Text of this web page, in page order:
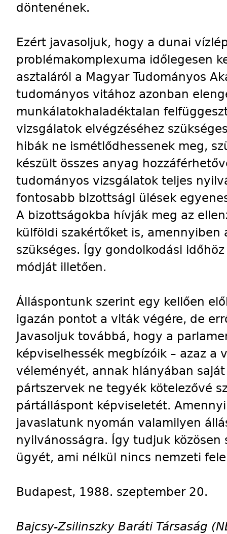
döntenének.
Ezért javasoljuk, hogy a dunai
problémakomplexuma időlegesen
asztaláról a Magyar Tudományos
tudományos vitához azonban
munkálatokhaladéktalan
vizsgálatok elvégzéséhez
hibák ne ismétlődhessenek meg,
készült összes anyag
tudományos vizsgálatok teljes
fontosabb bizottsági ülések
A bizottságokba hívják meg az
külföldi szakértőket is, amennyiben
szükséges. Így gondolkodási
módját illetően.
Álláspontunk szerint egy kellően
igazán pontot a viták végére, de
Javasoljuk továbbá, hogy a
képviselhessék megbízóik – azaz a
véleményét, annak hiányában
pártszervek ne tegyék kötelezővé
pártálláspont képviseletét.
javaslatunk nyomán valamilyen
nyilvánosságra. Így tudjuk
ügyét, ami nélkül nincs nemzeti
Budapest, 1988. szeptember 20.
Bajcsy-Zsilinszky Baráti Társaság